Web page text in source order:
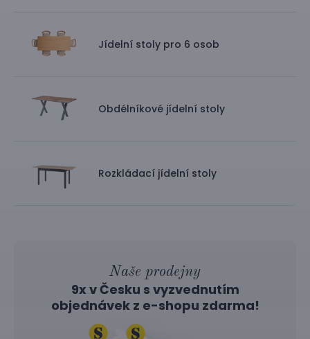
Jídelní stoly pro 6 osob
Obdélníkové jídelní stoly
Rozkládací jídelní stoly
Naše prodejny
9x v Česku s vyzvednutím
objednávek z e-shopu zdarma!